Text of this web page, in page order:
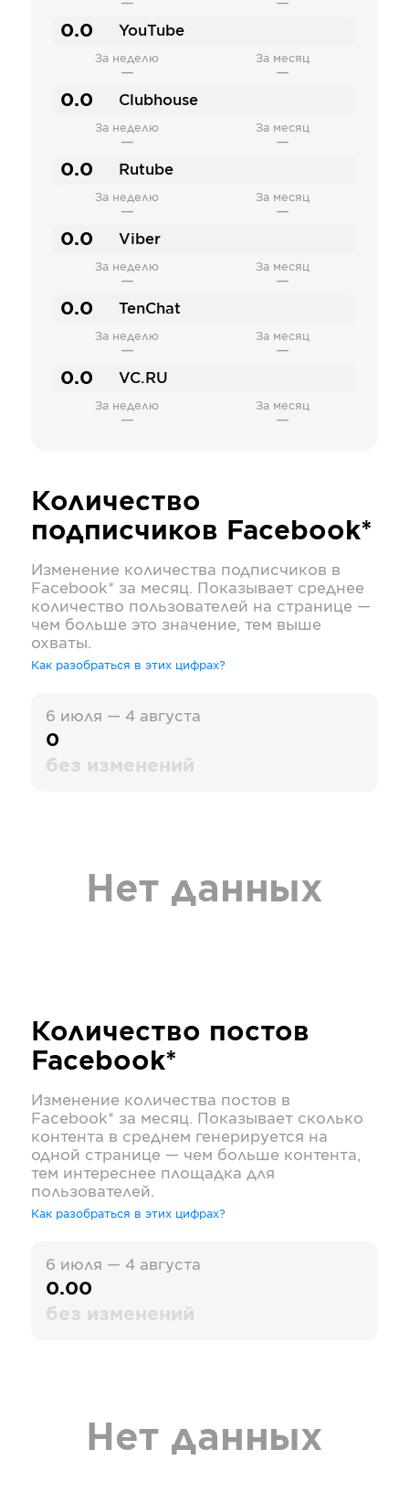
— —
0.0 YouTube
За неделю
—
За месяц
—
0.0 Clubhouse
За неделю
—
За месяц
—
0.0 Rutube
За неделю
—
За месяц
—
0.0 Viber
За неделю
—
За месяц
—
0.0 TenChat
За неделю
—
За месяц
—
0.0 VC.RU
За неделю
—
За месяц
—
Количество
подписчиков Facebook*
Изменение количества подписчиков в
Facebook* за месяц. Показывает среднее
количество пользователей на странице —
чем больше это значение, тем выше
охваты.
Как разобраться в этих цифрах?
6 июля — 4 августа
0
без изменений
Нет данных
Количество постов
Facebook*
Изменение количества постов в
Facebook* за месяц. Показывает сколько
контента в среднем генерируется на
одной странице — чем больше контента,
тем интереснее площадка для
пользователей.
Как разобраться в этих цифрах?
6 июля — 4 августа
0.00
без изменений
Нет данных